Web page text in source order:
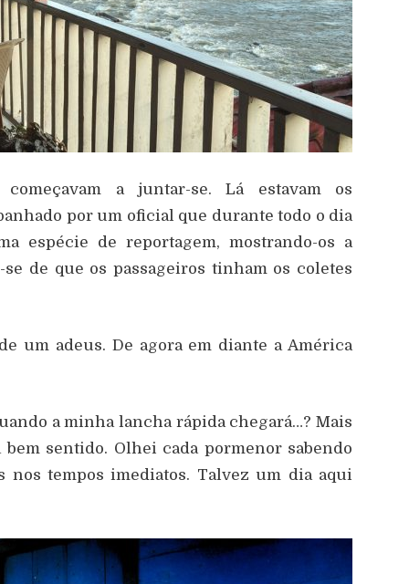
a juntar-se. Lá estavam os
por um oficial que durante todo o dia
espécie de reportagem, mostrando-os a
de que os passageiros tinham os coletes
um adeus. De agora em diante a América
a minha lancha rápida chegará…? Mais
sentido. Olhei cada pormenor sabendo
tempos imediatos. Talvez um dia aqui